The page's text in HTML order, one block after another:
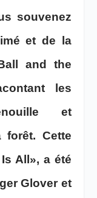
souvenez
et de la
and the
les
et
forêt. Cette
All», a été
Glover et